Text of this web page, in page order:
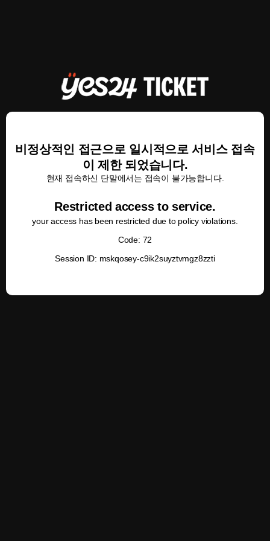
비정상적인 접근으로 일시적으로 서비스 접속
이 제한 되었습니다.
현재 접속하신 단말에서는 접속이 불가능합니다.
Restricted access to service.
your access has been restricted due to policy violations.
Code: 72
Session ID: mskqosey-c9ik2suyztvmgz8zzti